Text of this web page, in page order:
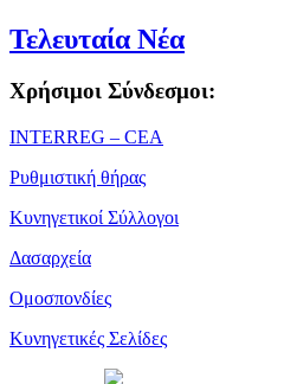
Τελευταία Νέα
Χρήσιμοι Σύνδεσμοι:
ΙΝΤΕRREG – CEA
Ρυθμιστική θήρας
Κυνηγετικοί Σύλλογοι
Δασαρχεία
Ομοσπονδίες
Κυνηγετικές Σελίδες